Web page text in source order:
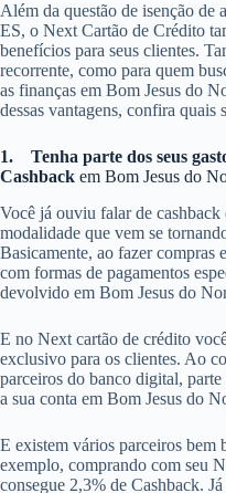
Além da questão de isenção de
ES, o Next Cartão de Crédito
benefícios para seus clientes.
recorrente, como para quem
as finanças em Bom Jesus do
dessas vantagens, confira quais
1.
Tenha parte dos seus
Cashback em Bom Jesus do
Você já ouviu falar de cashback
modalidade que vem se
Basicamente, ao fazer compras
com formas de pagamentos
devolvido em Bom Jesus do
E no Next cartão de crédito
exclusivo para os clientes. Ao
parceiros do banco digital,
a sua conta em Bom Jesus do
E existem vários parceiros bem
exemplo, comprando com seu
consegue 2,3% de Cashback.